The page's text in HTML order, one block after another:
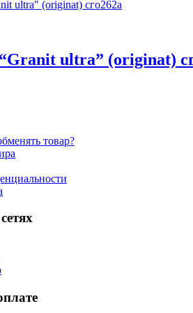
ultra” (originat)
товар?